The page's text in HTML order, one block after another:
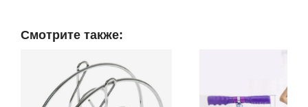
Смотрите также: